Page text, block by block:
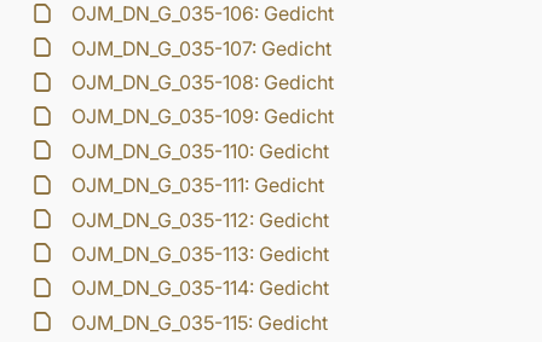
OJM_DN_G_035-106: Gedicht
OJM_DN_G_035-107: Gedicht
OJM_DN_G_035-108: Gedicht
OJM_DN_G_035-109: Gedicht
OJM_DN_G_035-110: Gedicht
OJM_DN_G_035-111: Gedicht
OJM_DN_G_035-112: Gedicht
OJM_DN_G_035-113: Gedicht
OJM_DN_G_035-114: Gedicht
OJM_DN_G_035-115: Gedicht